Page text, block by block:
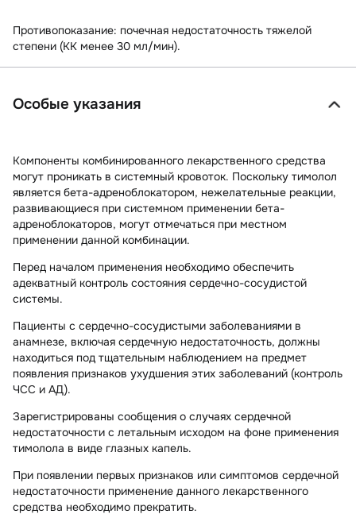
Противопоказание: почечная недостаточность тяжелой
степени (КК менее 30 мл/мин).
Особые указания
Компоненты комбинированного лекарственного средства
могут проникать в системный кровоток. Поскольку тимолол
является бета-адреноблокатором, нежелательные реакции,
развивающиеся при системном применении бета-
адреноблокаторов, могут отмечаться при местном
применении данной комбинации.
Перед началом применения необходимо обеспечить
адекватный контроль состояния сердечно-сосудистой
системы.
Пациенты с сердечно-сосудистыми заболеваниями в
анамнезе, включая сердечную недостаточность, должны
находиться под тщательным наблюдением на предмет
появления признаков ухудшения этих заболеваний (контроль
ЧСС и АД).
Зарегистрированы сообщения о случаях сердечной
недостаточности с летальным исходом на фоне применения
тимолола в виде глазных капель.
При появлении первых признаков или симптомов сердечной
недостаточности применение данного лекарственного
средства необходимо прекратить.